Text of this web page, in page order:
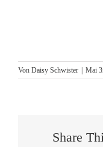
Von Daisy Schwister | Mai
Share